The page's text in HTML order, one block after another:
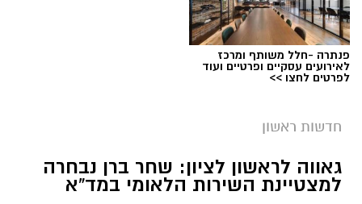
פנתרה -חלל משותף ומרכז
לאירועים עסקיים ופרטיים ועוד
לפרטים לחצו >>
חדשות ראשון
גאווה לראשון לציון: שחר ברן נבחרה
למצטיינת השירות הלאומי במד”א